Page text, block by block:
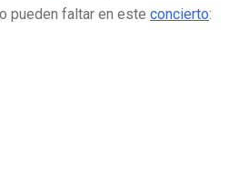
pueden faltar en este concierto: